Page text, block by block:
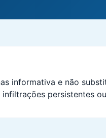
informativa e não
persistentes